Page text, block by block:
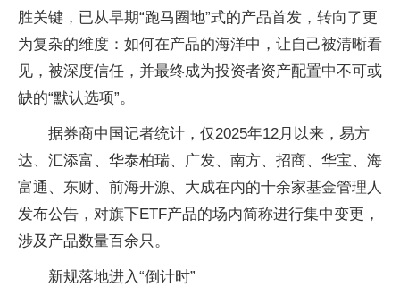
胜关键，已从早期“跑马圈地”式的产品首发，转向了更
为复杂的维度：如何在产品的海洋中，让自己被清晰看
见，被深度信任，并最终成为投资者资产配置中不可或
缺的“默认选项”。
据券商中国记者统计，仅2025年12月以来，易方
达、汇添富、华泰柏瑞、广发、南方、招商、华宝、海
富通、东财、前海开源、大成在内的十余家基金管理人
发布公告，对旗下ETF产品的场内简称进行集中变更，
涉及产品数量百余只。
新规落地进入“倒计时”